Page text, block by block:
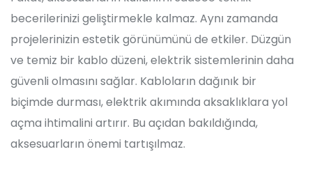
becerilerinizi geliştirmekle kalmaz. Aynı zamanda
projelerinizin estetik görünümünü de etkiler. Düzgün
ve temiz bir kablo düzeni, elektrik sistemlerinin daha
güvenli olmasını sağlar. Kabloların dağınık bir
biçimde durması, elektrik akımında aksaklıklara yol
açma ihtimalini artırır. Bu açıdan bakıldığında,
aksesuarların önemi tartışılmaz.